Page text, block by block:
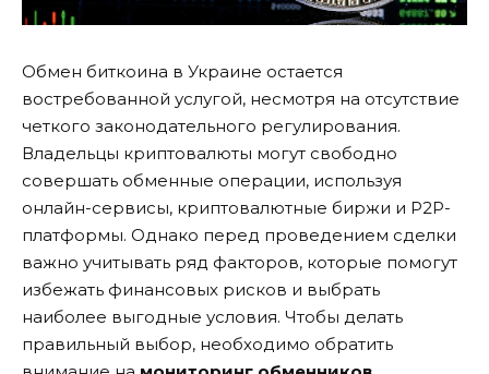
Обмен биткоина в Украине остается
востребованной услугой, несмотря на отсутствие
четкого законодательного регулирования.
Владельцы криптовалюты могут свободно
совершать обменные операции, используя
онлайн-сервисы, криптовалютные биржи и P2P-
платформы. Однако перед проведением сделки
важно учитывать ряд факторов, которые помогут
избежать финансовых рисков и выбрать
наиболее выгодные условия. Чтобы делать
правильный выбор, необходимо обратить